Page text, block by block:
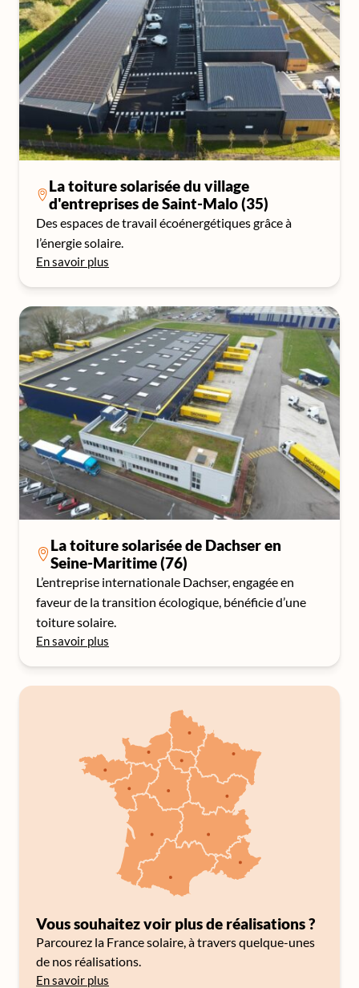
La toiture solarisée du village
d'entreprises de Saint-Malo (35)
Des espaces de travail écoénergétiques grâce à
l’énergie solaire.
En savoir plus
La toiture solarisée de Dachser en
Seine-Maritime (76)
L’entreprise internationale Dachser, engagée en
faveur de la transition écologique, bénéficie d’une
toiture solaire.
En savoir plus
Vous souhaitez voir plus de réalisations ?
Parcourez la France solaire, à travers quelque-unes
de nos réalisations.
En savoir plus